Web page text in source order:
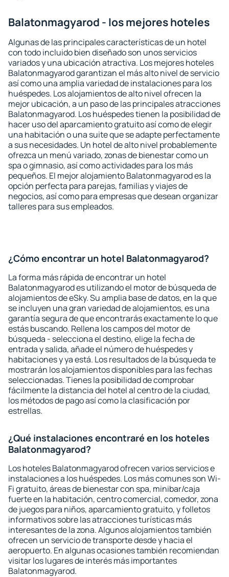
Balatonmagyarod - los mejores hoteles
Algunas de las principales características de un hotel
con todo incluido bien diseñado son unos servicios
variados y una ubicación atractiva. Los mejores hoteles
Balatonmagyarod garantizan el más alto nivel de servicio
así como una amplia variedad de instalaciones para los
huéspedes. Los alojamientos de alto nivel ofrecen la
mejor ubicación, a un paso de las principales atracciones
Balatonmagyarod. Los huéspedes tienen la posibilidad de
hacer uso del aparcamiento gratuito así como de elegir
una habitación o una suite que se adapte perfectamente
a sus necesidades. Un hotel de alto nivel probablemente
ofrezca un menú variado, zonas de bienestar como un
spa o gimnasio, así como actividades para los más
pequeños. El mejor alojamiento Balatonmagyarod es la
opción perfecta para parejas, familias y viajes de
negocios, así como para empresas que desean organizar
talleres para sus empleados.
¿Cómo encontrar un hotel Balatonmagyarod?
La forma más rápida de encontrar un hotel
Balatonmagyarod es utilizando el motor de búsqueda de
alojamientos de eSky. Su amplia base de datos, en la que
se incluyen una gran variedad de alojamientos, es una
garantía segura de que encontrarás exactamente lo que
estás buscando. Rellena los campos del motor de
búsqueda - selecciona el destino, elige la fecha de
entrada y salida, añade el número de huéspedes y
habitaciones y ya está. Los resultados de la búsqueda te
mostrarán los alojamientos disponibles para las fechas
seleccionadas. Tienes la posibilidad de comprobar
fácilmente la distancia del hotel al centro de la ciudad,
los métodos de pago así como la clasificación por
estrellas.
¿Qué instalaciones encontraré en los hoteles
Balatonmagyarod?
Los hoteles Balatonmagyarod ofrecen varios servicios e
instalaciones a los huéspedes. Los más comunes son Wi-
Fi gratuito, áreas de bienestar con spa, minibar/caja
fuerte en la habitación, centro comercial, comedor, zona
de juegos para niños, aparcamiento gratuito, y folletos
informativos sobre las atracciones turísticas más
interesantes de la zona. Algunos alojamientos también
ofrecen un servicio de transporte desde y hacia el
aeropuerto. En algunas ocasiones también recomiendan
visitar los lugares de interés más importantes
Balatonmagyarod.